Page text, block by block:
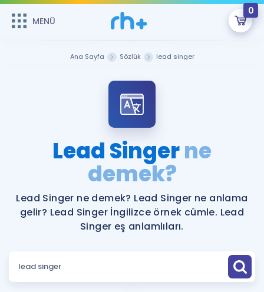
MENÜ
0
Şifremi Hatırlamıyorum
Sepetin Şu An Boş.
Remzi Hoca ile seni sınava hazırlayacak onlarca eğitim seni
bekliyor!
MENÜ
Katılımcı Görüşleri
Faydalı Araçlar
Ücretsiz Kaynaklar
Puan Hesaplama
İngilizce Gramer
Ana Sayfa Sözlük lead singer
Lead Singerne
demek?
Lead Singer ne demek? Lead Singer ne anlama
gelir? Lead Singer İngilizce örnek cümle. Lead
Singer eş anlamlıları.